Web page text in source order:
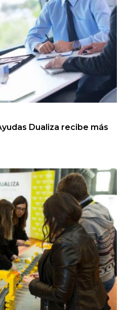
Dualiza recibe más